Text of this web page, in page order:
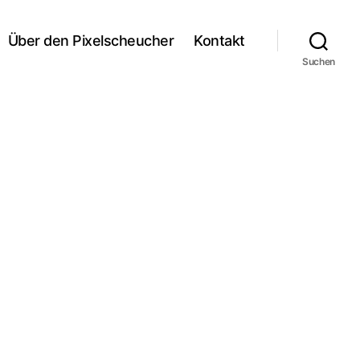
Über den Pixelscheucher Kontakt
Suchen